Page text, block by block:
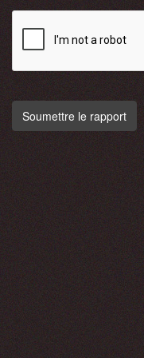
Soumettre le rapport